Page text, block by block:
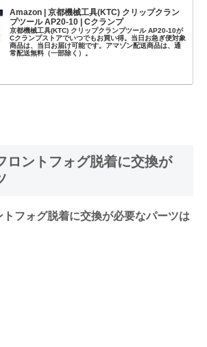
Amazon | 京都機械工具(KTC) クリップクラン
プツール AP20-10 | Cクランプ
京都機械工具(KTC) クリップクランプツール AP20-10が
Cクランプストアでいつでもお買い得。当日お急ぎ便対象
商品は、当日お届け可能です。アマゾン配送商品は、通
常配送無料（一部除く）。
ロントフォグ脱着に交換が
フォグ脱着に交換が必要なパーツは